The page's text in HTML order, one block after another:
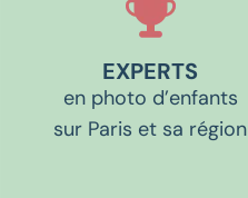
EXPERTS
en photo d’enfants
sur Paris et sa région